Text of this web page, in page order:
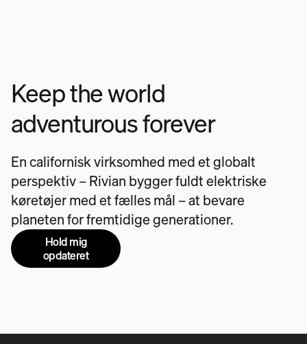
Keep the world
adventurous forever
En californisk virksomhed med et globalt
perspektiv – Rivian bygger fuldt elektriske
køretøjer med et fælles mål – at bevare
planeten for fremtidige generationer.
Hold mig
opdateret